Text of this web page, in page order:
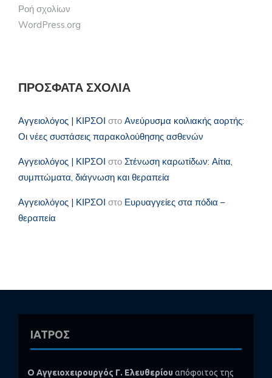
Ροή σχολίων
WordPress.org
ΠΡΌΣΦΑΤΑ ΣΧΌΛΙΑ
Αγγειολόγος | ΚΙΡΣΟΙ στο Ανεύρυσμα κοιλιακής αορτής:
Οι νέες συστάσεις παρακολούθησης ασθενών
Αγγειολόγος | ΚΙΡΣΟΙ στο Στένωση καρωτίδων: Αίτια,
συμπτώματα, διάγνωση και θεραπεία
Αγγειολόγος | ΚΙΡΣΟΙ στο Ευρυαγγείες στα πόδια –
θεραπεία
ΙΑΤΡΟΣ
Ο Αγγειοχειρουργός Γ. Ελευθερίου απόφοιτος της